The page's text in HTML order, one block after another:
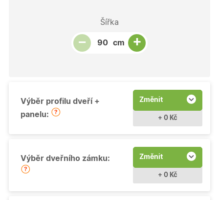
Šířka
−
Snížit množství
Počet kusů
cm +
Zvýšit množství
Výběr profilu dveří +
panelu:
Změnit
+ 0 Kč
Výběr dveřního zámku: Změnit
+ 0 Kč